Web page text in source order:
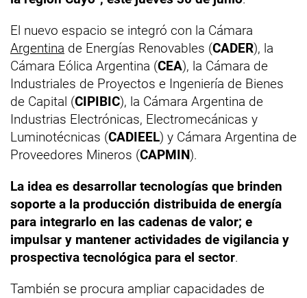
El nuevo espacio se integró con la Cámara
Argentina de Energías Renovables (CADER), la
Cámara Eólica Argentina (CEA), la Cámara de
Industriales de Proyectos e Ingeniería de Bienes
de Capital (CIPIBIC), la Cámara Argentina de
Industrias Electrónicas, Electromecánicas y
Luminotécnicas (CADIEEL) y Cámara Argentina de
Proveedores Mineros (CAPMIN).
La idea es desarrollar tecnologías que brinden
soporte a la producción distribuida de energía
para integrarlo en las cadenas de valor; e
impulsar y mantener actividades de vigilancia y
prospectiva tecnológica para el sector.
También se procura ampliar capacidades de